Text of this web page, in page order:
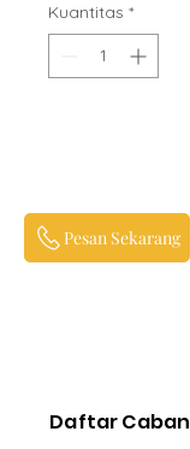
Kuantitas *
Pesan Sekarang
Daftar